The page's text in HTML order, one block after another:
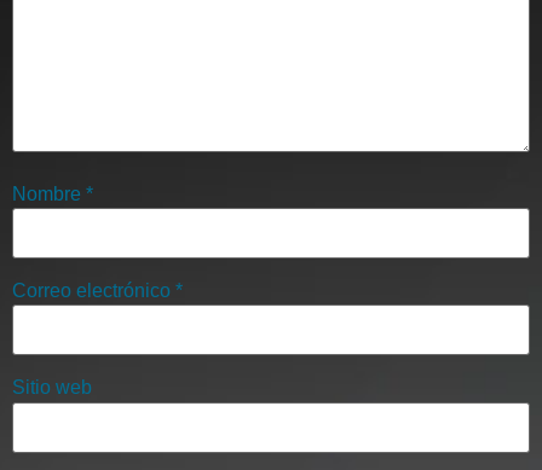
Nombre *
Correo electrónico *
Sitio web